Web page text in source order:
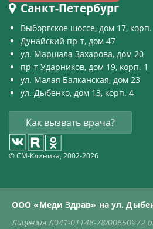
Санкт-Петербург
Выборгское шоссе, дом 17, корп.
Дунайский пр-т, дом 47
ул. Маршала Захарова, дом 20
пр-т Ударников, дом 19, корп. 1
ул. Малая Балканская, дом 23
ул. Дыбенко, дом 13, корп. 4
Как вызвать врача?
© СМ-Клиника, 2002-2026
ООО «Меди Здрав» на ул.
Лицензия Л041-01148-78/00650972